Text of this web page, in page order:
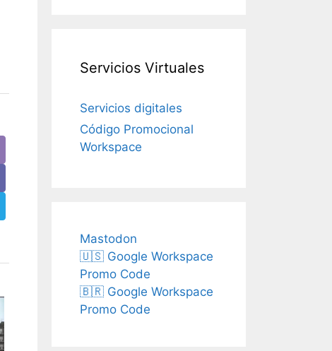
Servicios Virtuales
Servicios digitales
Código Promocional
Workspace
Mastodon
🇺🇸 Google Workspace
Promo Code
🇧🇷 Google Workspace
Promo Code